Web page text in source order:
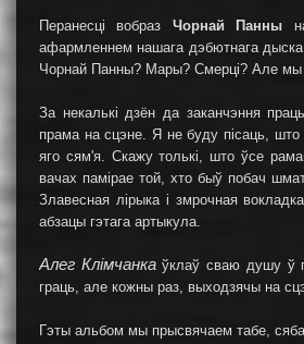
Перанесці вобраз Чорнай Панны
афармленнем нашага дэбютнага
Чорнай Панны? Мары? Смерці? Але
За некалькі дзён да заканчэння
прама на сцэне. Я не буду пісаць,
яго сям'я. Скажу толькі, што ўсе
вачах памірае той, хто быў побач
Злавесная лірыка і змрочная
абзацы гэтага артыкула.
Алег Клімчанкаўклаў сваю душу ў
граць, але кожны раз, выходзячы на
Гэты альбом мы прысвячаем табе,